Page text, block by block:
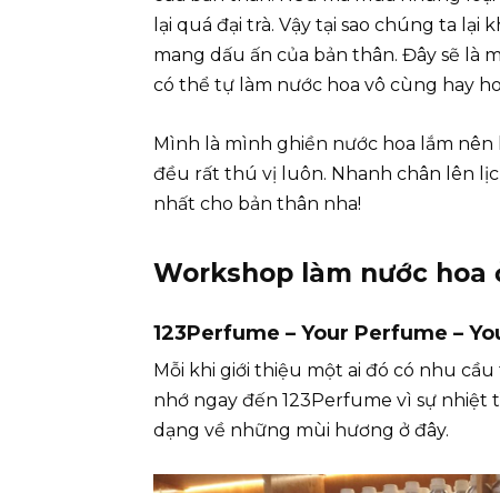
lại quá đại trà. Vậy tại sao chúng ta
mang dấu ấn của bản thân. Đây sẽ là
có thể tự làm nước hoa vô cùng hay
Mình là mình ghiền nước hoa lắm
đều rất thú vị luôn. Nhanh chân lên
nhất cho bản thân nha!
Workshop làm nước hoa
123Perfume – Your Perfume –
Mỗi khi giới thiệu một ai đó có nhu
nhớ ngay đến 123Perfume vì sự nhiệt
dạng về những mùi hương ở đây.